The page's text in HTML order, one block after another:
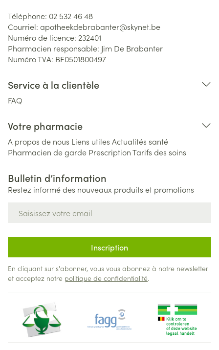
Téléphone: 02 532 46 48
Courriel: apotheekdebrabanter@skynet.be
Numéro de licence: 232401
Pharmacien responsable: Jim De Brabanter
Numéro TVA: BE0501800497
Service à la clientèle
FAQ
Votre pharmacie
A propos de nous Liens utiles Actualités santé
Pharmacien de garde PrescriptionTarifs des soins
Bulletin d’information
Restez informé des nouveaux produits et promotions
Inscription
En cliquant sur s'abonner, vous vous abonnez à notre newsletter
et acceptez notre politique de confidentialité.